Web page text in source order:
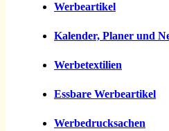
Werbeartikel
Kalender, Planer und
Werbetextilien
Essbare Werbeartikel
Werbedrucksachen